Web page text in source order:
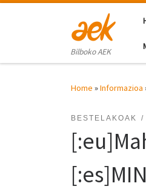
Bilboko AEK
Home »Informazioa
BESTELAKOAK